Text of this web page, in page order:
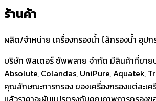
ร้านค้า
ผลิต/จำหน่าย เครื่องกรองน้ำ ไส้กรองน้ำ อุป
บริษัท ฟิลเตอร์ ซัพพลาย จำกัด มีสินค้าที่ขาย
Absolute, Colandas, UniPure, Aquatek,
คุณลักษณะการกรอง ของเครื่องกรองแต่ละเ